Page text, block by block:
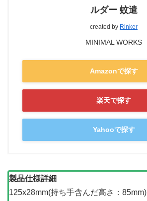
ルダー 蚊遣
created by Rinker
MINIMAL WORKS
Amazonで探す
楽天で探す
Yahooで探す
製品仕様詳細
125x28mm(持ち手含んだ高さ：85mm)